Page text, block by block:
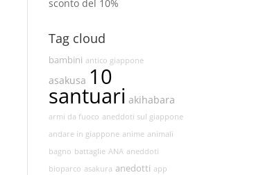
sconto del 10%
Tag cloud
bambini antico giappone
asakusa 10
santuari akihabara
armi da fuoco aneddoti sul giappone
andare in giappone anime animali
bagno battaglie ANA aneddoti
bioparco asakura anedotti app